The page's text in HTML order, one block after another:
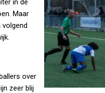
in de
Maar
over
zeer blij